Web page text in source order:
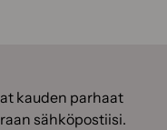
kauden parhaat
sähköpostiisi.